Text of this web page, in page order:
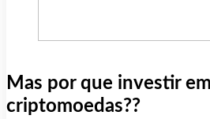
Mas por que investir em
criptomoedas??